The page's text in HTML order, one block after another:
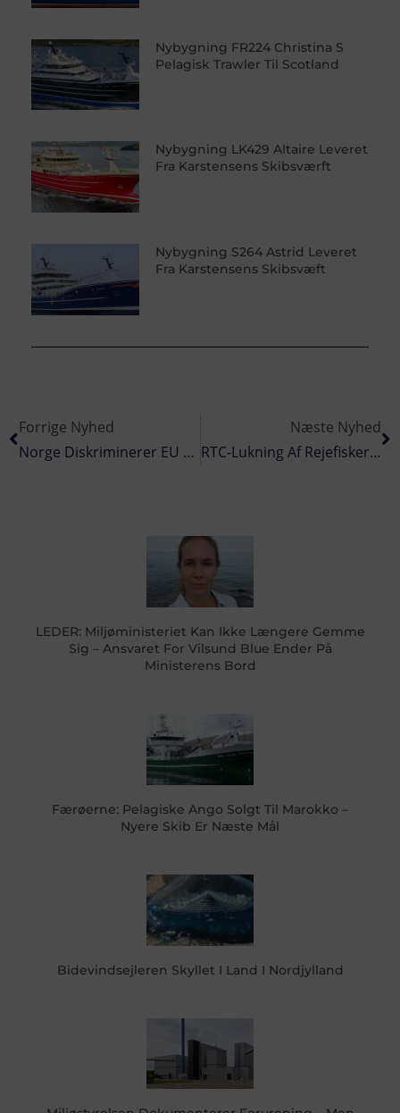
Nybygning FR224 Christina S
Pelagisk Trawler Til Scotland
Nybygning LK429 Altaire Leveret
Fra Karstensens Skibsværft
Nybygning S264 Astrid Leveret
Fra Karstensens Skibsvæft
Forrige Nyhed
Norge Diskriminerer EU Fiskere I Torske-Krigen Omkring Svalbard
Næste Nyhed
RTC-Lukning Af Rejefiskeriet I Svensk Område I Skagerrak
LEDER: Miljøministeriet Kan Ikke Længere Gemme
Sig – Ansvaret For Vilsund Blue Ender På
Ministerens Bord
Færøerne: Pelagiske Ango Solgt Til Marokko –
Nyere Skib Er Næste Mål
Bidevindsejleren Skyllet I Land I Nordjylland